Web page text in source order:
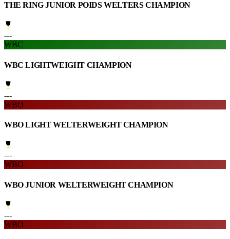
THE RING JUNIOR POIDS WELTERS CHAMPION
---
WBC
WBC LIGHTWEIGHT CHAMPION
---
WBO
WBO LIGHT WELTERWEIGHT CHAMPION
---
WBO
WBO JUNIOR WELTERWEIGHT CHAMPION
---
WBO